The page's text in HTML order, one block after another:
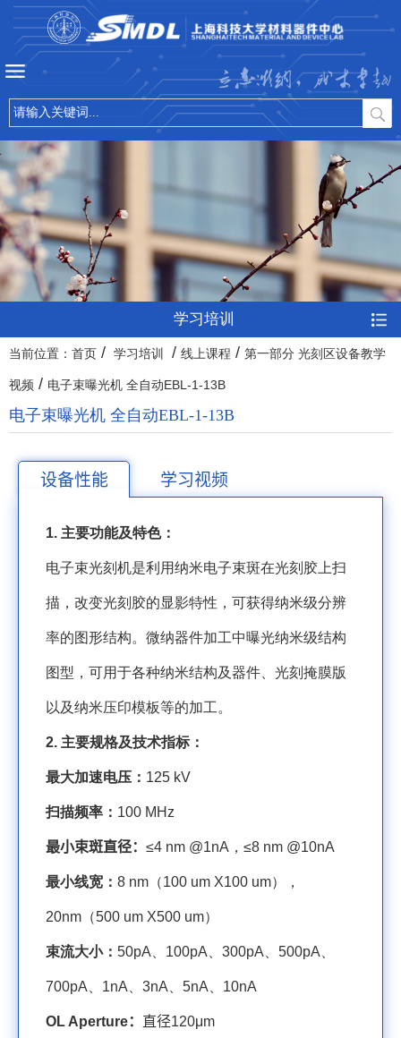
立志微纳，成才卓越
学习培训
当前位置： 首页 / 学习培训 / 线上课程 / 第一部分 光刻区设备教学
视频 / 电子束曝光机 全自动EBL-1-13B
电子束曝光机 全自动EBL-1-13B
设备性能 学习视频
1. 主要功能及特色：
电子束光刻机是利用纳米电子束斑在光刻胶上扫
描，改变光刻胶的显影特性，可获得纳米级分辨
率的图形结构。微纳器件加工中曝光纳米级结构
图型，可用于各种纳米结构及器件、光刻掩膜版
以及纳米压印模板等的加工。
2. 主要规格及技术指标：
最大加速电压： 125 kV
扫描频率： 100 MHz
最小束斑直径： ≤4 nm @1nA ，≤8 nm @10nA
最小线宽： 8 nm （100 um X100 um），
20nm （500 um X500 um）
束流大小： 50pA、 100pA、 300pA、 500pA、
700pA、 1nA、 3nA、 5nA、 10nA
OL Aperture： 直径120μm